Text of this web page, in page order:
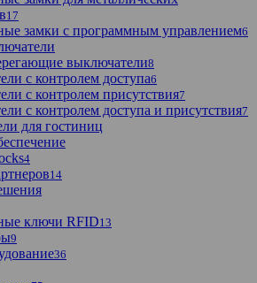
17
замки с программным управлением6
выключатели8
с контролем доступа6
с контролем присутствия7
с контролем доступа и присутствия7
для гостиниц
4
14
ключи RFID13
9
36